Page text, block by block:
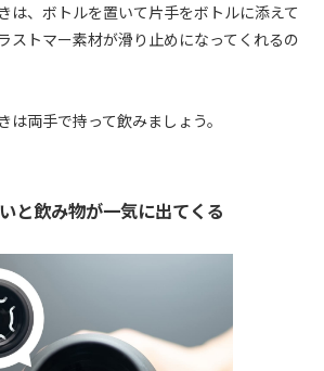
は、ボトルを置いて片手をボトルに添えて
ストマー素材が滑り止めになってくれるの
は両手で持って飲みましょう。
と飲み物が一気に出てくる